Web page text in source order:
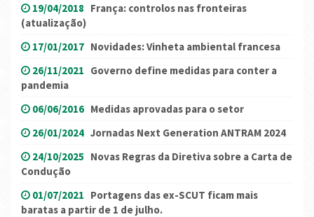
19/04/2018 França: controlos nas fronteiras
(atualização)
17/01/2017 Novidades: Vinheta ambiental francesa
26/11/2021 Governo define medidas para conter a
pandemia
06/06/2016 Medidas aprovadas para o setor
26/01/2024 Jornadas Next Generation ANTRAM 2024
24/10/2025 Novas Regras da Diretiva sobre a Carta de
Condução
01/07/2021 Portagens das ex-SCUT ficam mais
baratas a partir de 1 de julho.